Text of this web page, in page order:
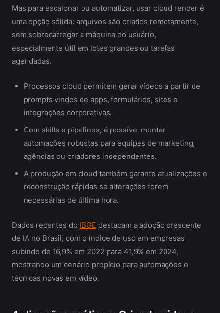
Mas para escalonar ou automatizar, usar cloud render é
uma opção sólida: arquivos são criados remotamente,
sem sobrecarregar a máquina do usuário,
especialmente útil em lotes grandes ou tarefas
agendadas.
Processos cloud permitem gerar vídeos a partir de
prompts vindos de apps, formulários, sites e
integrações corporativas.
Com skills e pipelines, é possível montar
automações robustas para equipes de marketing,
agências ou criadores independentes.
A produção em cloud também garante atualizações e
reconstrução rápidas se alterações forem
necessárias de última hora.
Dados recentes do IBGE destacam a adoção crescente
de IA no Brasil, com o índice de uso em empresas
subindo de 16,9% em 2022 para 41,9% em 2024,
mostrando um cenário propício para automações e
técnicas novas em vídeo.